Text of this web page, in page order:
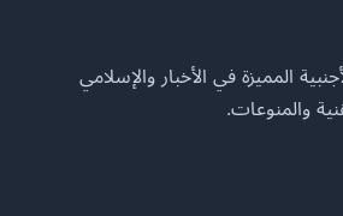
المميزة في الأخبار والإسلامي
والمنوعات.